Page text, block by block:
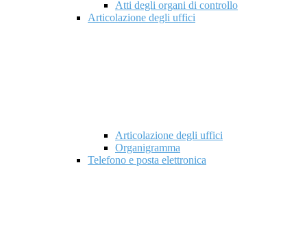
Atti degli organi di controllo
Articolazione degli uffici
Articolazione degli uffici
Organigramma
Telefono e posta elettronica